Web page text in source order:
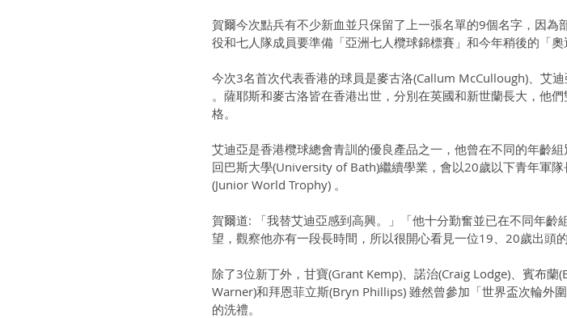
賀爾今次點兵有不少新血並只保留了上一張名單的9個名字，因為
役和七人隊成員要準備「亞洲七人欖球錦標賽」和今年稍後的「奧
今次3名首次代表香港的球員是麥古洛(Callum McCullough)、艾
。薩耶斯和麥古洛皆在香港出世，分別在英國和新世蘭長大，他
格。
艾迪亞是香港欖球總會青訓的優良產品之一，他曾在不同的年齡
回巴斯大學(University of Bath)繼續學業，會以20歲以下青年軍隊
(Junior World Trophy) 。
賀爾道: 「我替艾迪亞感到高興。」「他十分勤奮並已在不同年齡
望，觀察他亦有一段長時間，所以很開心看見一位19、20歲出頭
除了3位新丁外，甘寶(Grant Kemp)、諾治(Craig Lodge)、賓布
Warner)和拜恩菲立斯(Bryn Phillips) 雖然曾參加「世界盃次輪外
的洗禮。